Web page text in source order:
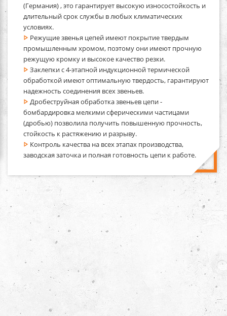
(Германия) , это гарантирует высокую износостойкость и
длительный срок службы в любых климатических
условиях.
Режущие звенья цепей имеют покрытие твердым
промышленным хромом, поэтому они имеют прочную
режущую кромку и высокое качество резки.
Заклепки с 4-этапной индукционной термической
обработкой имеют оптимальную твердость, гарантируют
надежность соединения всех звеньев.
Дробеструйная обработка звеньев цепи -
бомбардировка мелкими сферическими частицами
(дробью) позволила получить повышенную прочность,
стойкость к растяжению и разрыву.
Контроль качества на всех этапах производства,
заводская заточка и полная готовность цепи к работе.